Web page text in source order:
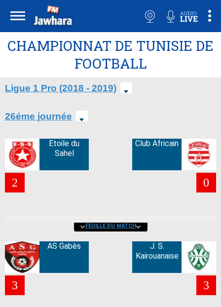
CHAMPIONNAT DE TUNISIE DE
FOOTBALL
Ligue 1 Pro (2018 - 2019)
26éme journée
Etoile du
Sahel
2
Club Africain
0
FEUILLE DU MATCH
AS Gabès
3
J. S.
Kairouanaise
3